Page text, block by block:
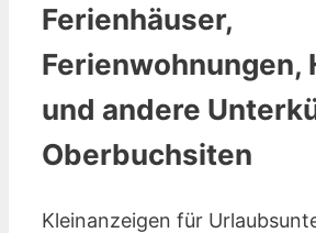
Ferienhäuser,
Ferienwohnungen,
und andere
Oberbuchsiten
Kleinanzeigen für